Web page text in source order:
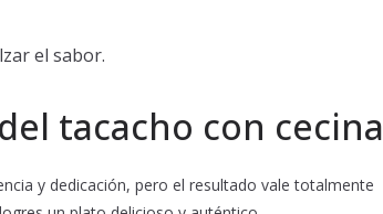
el sabor.
tacacho con cecina
y dedicación, pero el resultado vale totalmente